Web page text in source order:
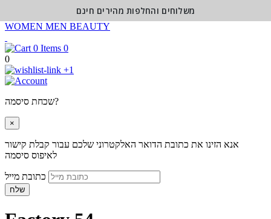
WOMEN MEN BEAUTY
0
0
+1
שכחת סיסמה?
×
אנא הזינו את כתובת הדואר האלקטרוני שלכם עבור קבלת קישור
לאיפוס סיסמה
שלח
משלוחים והחלפות מהירים חינם